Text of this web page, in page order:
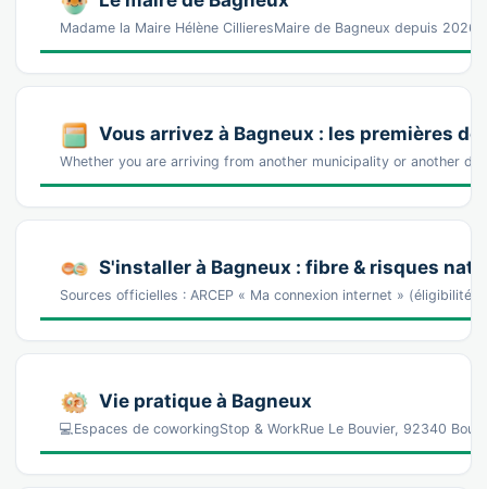
Madame la Maire Hélène CillieresMaire de Bagneux depuis
Vous arrivez à Bagneux : les premières
Whether you are arriving from another municipality or another
S'installer à Bagneux : fibre & risques
Sources officielles : ARCEP « Ma connexion internet » (éligibilité
Vie pratique à Bagneux
💻Espaces de coworkingStop & WorkRue Le Bouvier, 92340